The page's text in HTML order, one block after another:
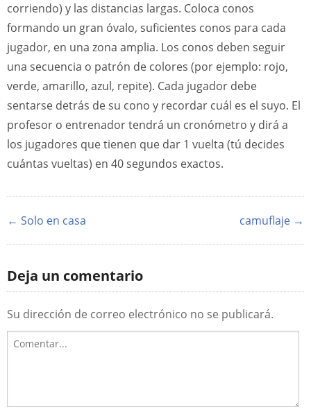
corriendo) y las distancias largas. Coloca conos
formando un gran óvalo, suficientes conos para cada
jugador, en una zona amplia. Los conos deben seguir
una secuencia o patrón de colores (por ejemplo: rojo,
verde, amarillo, azul, repite). Cada jugador debe
sentarse detrás de su cono y recordar cuál es el suyo. El
profesor o entrenador tendrá un cronómetro y dirá a
los jugadores que tienen que dar 1 vuelta (tú decides
cuántas vueltas) en 40 segundos exactos.
← Solo en casa camuflaje →
Deja un comentario
Su dirección de correo electrónico no se publicará.